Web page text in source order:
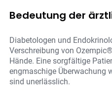
Bedeutung der
Diabetologen und
Verschreibung von
Hände. Eine sorgfältige
engmaschige Überwachung
sind unerlässlich.